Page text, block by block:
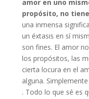
amor en uno
propósito, no
una inmensa
un éxtasis en sí
son fines. El amor
los propósitos, las
cierta locura en el
alguna.
. Todo lo que sé es